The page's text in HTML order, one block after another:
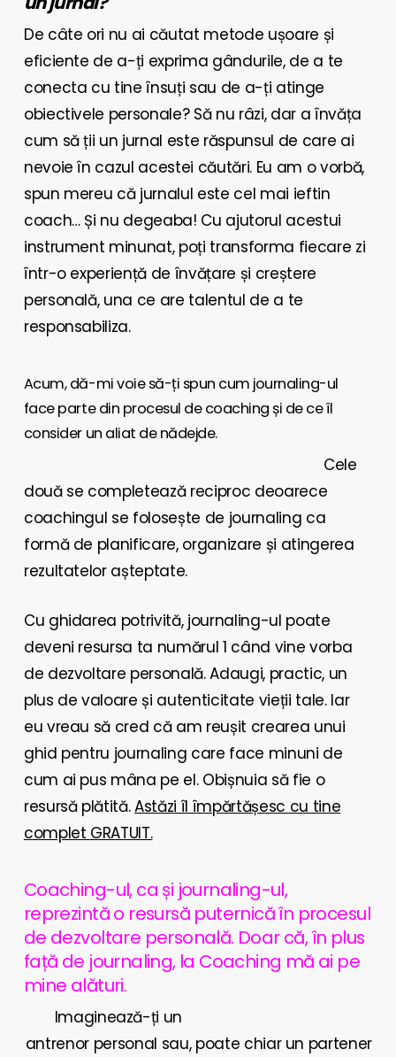
De câte ori nu ai căutat metode ușoare și
eficiente de a-ți exprima gândurile, de a te
conecta cu tine însuți sau de a-ți atinge
obiectivele personale? Să nu râzi, dar a învăța
cum să ții un jurnal este răspunsul de care ai
nevoie în cazul acestei căutări. Eu am o vorbă,
spun mereu că jurnalul este cel mai ieftin
coach… Și nu degeaba! Cu ajutorul acestui
instrument minunat, poți transforma fiecare zi
într-o experiență de învățare și creștere
personală, una ce are talentul de a te
responsabiliza.
Acum, dă-mi voie să-ți spun cum journaling-ul
face parte din procesul de coaching și de ce îl
consider un aliat de nădejde.
Cele
două se completează reciproc deoarece
coachingul se folosește de journaling ca
formă de planificare, organizare și atingerea
rezultatelor așteptate.
Cu ghidarea potrivită, journaling-ul poate
deveni resursa ta numărul 1 când vine vorba
de dezvoltare personală. Adaugi, practic, un
plus de valoare și autenticitate vieții tale. Iar
eu vreau să cred că am reușit crearea unui
ghid pentru journaling care face minuni de
cum ai pus mâna pe el. Obișnuia să fie o
resursă plătită.Astăzi îl împărtășesc cu tine
complet GRATUIT.
Coaching-ul, ca și journaling-ul,
reprezintă o resursă puternică în procesul
de dezvoltare personală. Doar că, în plus
față de journaling, la Coaching mă ai pe
mine alături.
Imaginează-ți un
antrenor personal sau, poate chiar un partener